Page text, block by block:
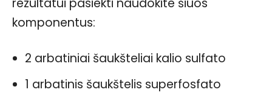
komponentus:
2 arbatiniai šaukšteliai kalio sulfato
1 arbatinis šaukštelis superfosfato